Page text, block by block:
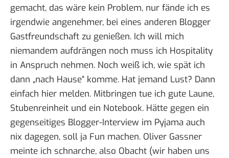
gemacht, das wäre kein Problem, nur fände ich es
irgendwie angenehmer, bei eines anderen Blogger
Gastfreundschaft zu genießen. Ich will mich
niemandem aufdrängen noch muss ich Hospitality
in Anspruch nehmen. Noch weiß ich, wie spät ich
dann „nach Hause“ komme. Hat jemand Lust? Dann
einfach hier melden. Mitbringen tue ich gute Laune,
Stubenreinheit und ein Notebook. Hätte gegen ein
gegenseitiges Blogger-Interview im Pyjama auch
nix dagegen, soll ja Fun machen. Oliver Gassner
meinte ich schnarche, also Obacht (wir haben uns